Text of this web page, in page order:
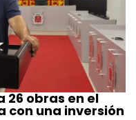
26 obras en el
con una inversión